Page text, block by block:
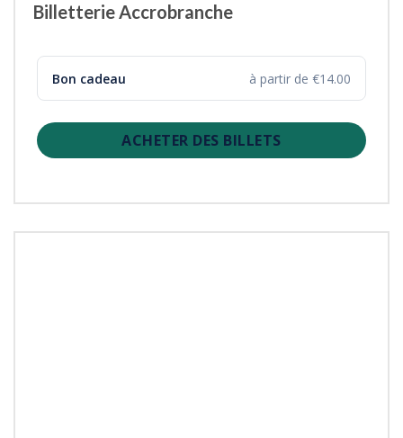
Billetterie Accrobranche
Bon cadeau à partir de €14.00
ACHETER DES BILLETS